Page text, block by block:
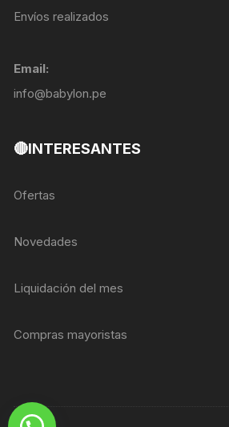
Envíos realizados
Email:
info@babylon.pe
🔴INTERESANTES
Ofertas
Novedades
Liquidación del mes
Compras mayoristas